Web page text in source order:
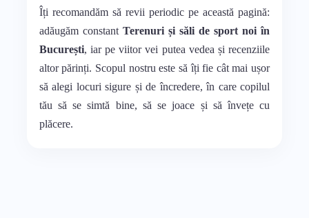
Îți recomandăm să revii periodic pe această pagină:
adăugăm constant Terenuri și săli de sport noi în
București, iar pe viitor vei putea vedea și recenziile
altor părinți. Scopul nostru este să îți fie cât mai ușor
să alegi locuri sigure și de încredere, în care copilul
tău să se simtă bine, să se joace și să învețe cu
plăcere.